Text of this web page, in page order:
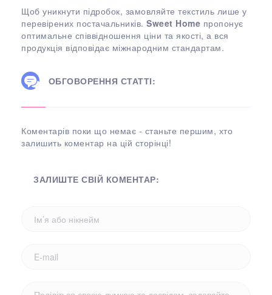
Щоб уникнути підробок, замовляйте текстиль лише у
перевірених постачальників. Sweet Home пропонує
оптимальне співвідношення ціни та якості, а вся
продукція відповідає міжнародним стандартам.
ОБГОВОРЕННЯ СТАТТІ:
Коментарів поки що немає - станьте першим, хто
залишить коментар на цій сторінці!
ЗАЛИШТЕ СВІЙ КОМЕНТАР: